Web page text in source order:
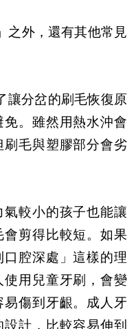
之外，還有其他常見
讓分岔的刷毛恢復原
。雖然用熱水沖會
毛與塑膠部分會劣
較小的孩子也能讓
剪得比較短。如果
口腔深處」這樣的理
用兒童牙刷，會變
易傷到牙齦。成人牙
計，比較容易伸到